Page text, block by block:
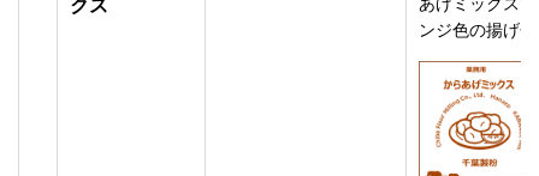
クス
あげミックス
ンジ色の揚げ